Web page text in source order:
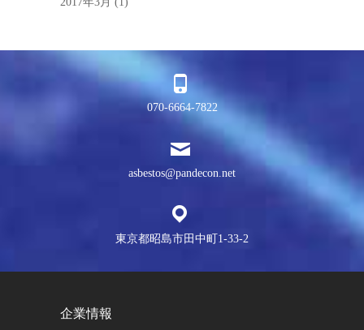
070-6664-7822
asbestos@pandecon.net
東京都昭島市田中町1-33-2
企業情報